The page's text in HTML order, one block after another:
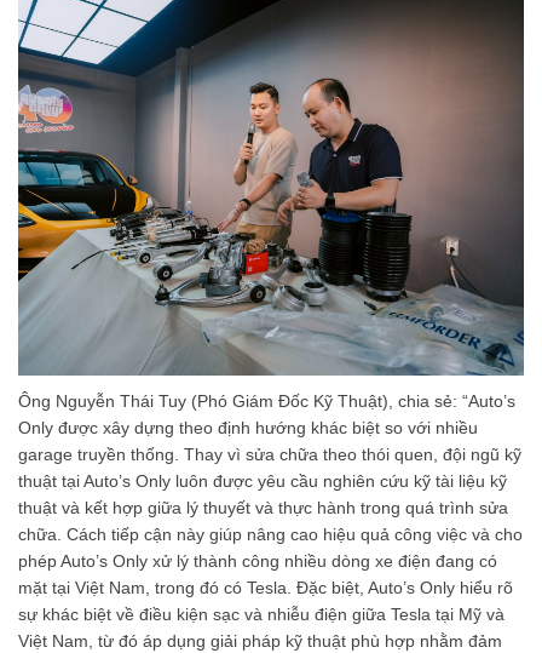
Ông Nguyễn Thái Tuy (Phó Giám Đốc Kỹ Thuật), chia sẻ: “Auto’s
Only được xây dựng theo định hướng khác biệt so với nhiều
garage truyền thống. Thay vì sửa chữa theo thói quen, đội ngũ kỹ
thuật tại Auto’s Only luôn được yêu cầu nghiên cứu kỹ tài liệu kỹ
thuật và kết hợp giữa lý thuyết và thực hành trong quá trình sửa
chữa. Cách tiếp cận này giúp nâng cao hiệu quả công việc và cho
phép Auto’s Only xử lý thành công nhiều dòng xe điện đang có
mặt tại Việt Nam, trong đó có Tesla. Đặc biệt, Auto’s Only hiểu rõ
sự khác biệt về điều kiện sạc và nhiễu điện giữa Tesla tại Mỹ và
Việt Nam, từ đó áp dụng giải pháp kỹ thuật phù hợp nhằm đảm